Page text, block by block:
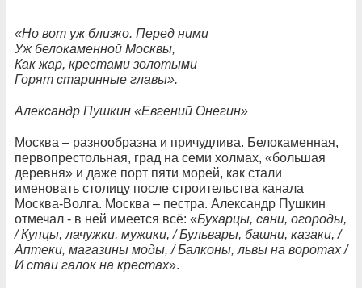
«Но вот уж близко. Перед ними
Уж белокаменной Москвы,
Как жар, крестами золотыми
Горят старинные главы».
Александр Пушкин «Евгений Онегин»
Москва – разнообразна и причудлива. Белокаменная,
первопрестольная, град на семи холмах, «большая
деревня» и даже порт пяти морей, как стали
именовать столицу после строительства канала
Москва-Волга. Москва – пестра. Александр Пушкин
отмечал - в ней имеется всё: «Бухарцы, сани, огороды,
/ Купцы, лачужки, мужики, / Бульвары, башни, казаки, /
Аптеки, магазины моды, / Балконы, львы на воротах /
И стаи галок на крестах».